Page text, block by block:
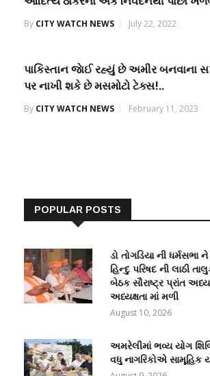
By CITY WATCH NEWS July 22, 2022
પાકિસ્તાન જાેઈ રહ્યું છે અમીર બનવાના
પર નાખી શકે છે મસમોટો ટેક્સ!..
By CITY WATCH NEWS February 11, 2023
POPULAR POSTS
ડો તોગડિયા ની
હિન્દુ પરિષદ ની લાઠી
બેઠક સૌરાષ્ટ્ર પ્રાંત
અધ્યક્ષતા માં મળી
August 10, 2026
અમરેલીમાં ભવ્ય યોગ
વધુ નાગરિકોએ સામૂહિક